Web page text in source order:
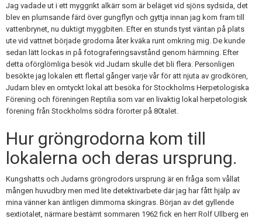
Jag vadade ut i ett myggrikt alkärr som är beläget vid sjöns sydsida, det
blev en plumsande färd över gungflyn och gyttja innan jag kom fram till
vattenbrynet, nu duktigt myggbiten. Efter en stunds tyst väntan på plats
ute vid vattnet började grodorna åter kväka runt omkring mig. De kunde
sedan lätt lockas in på fotograferingsavstånd genom härmning. Efter
detta oförglömliga besök vid Judarn skulle det bli flera. Personligen
besökte jag lokalen ett flertal gånger varje vår för att njuta av grodkören,
Judarn blev en omtyckt lokal att besöka för Stockholms Herpetologiska
Förening och föreningen Reptilia som var en livaktig lokal herpetologisk
förening från Stockholms södra förorter på 80talet.
Hur gröngrodorna kom till
lokalerna och deras ursprung.
Kungshatts och Judarns gröngrodors ursprung är en fråga som vållat
mången huvudbry men med lite detektivarbete där jag har fått hjälp av
mina vänner kan äntligen dimmorna skingras. Början av det gyllende
sextiotalet, närmare bestämt sommaren 1962 fick en herr Rolf Ullberg en